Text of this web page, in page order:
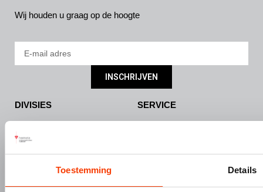
Toestemming Details
Wij houden u graag op de hoogte
INSCHRIJVEN
DIVISIES
Interieurbouw
Gevelbouw
Over Hermeta
SERVICE
Vacatures
Kenniscentrum